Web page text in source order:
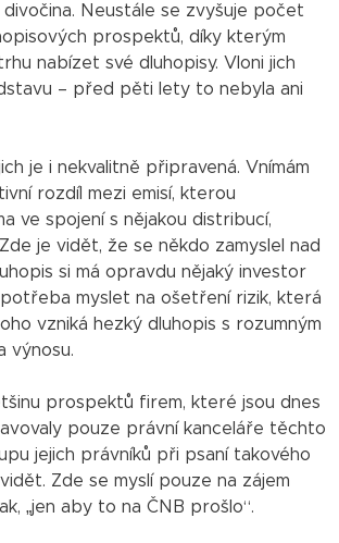
Neustále se zvyšuje počet
prospektů, díky kterým
nabízet své dluhopisy. Vloni jich
– před pěti lety to nebyla ani
je i nekvalitně připravená. Vnímám
rozdíl mezi emisí, kterou
ve spojení s nějakou distribucí,
je vidět, že se někdo zamyslel nad
si má opravdu nějaký investor
myslet na ošetření rizik, která
vzniká hezký dluhopis s rozumným
výnosu.
prospektů firem, které jsou dnes
pouze právní kanceláře těchto
jejich právníků při psaní takového
Zde se myslí pouze na zájem
„jen aby to na ČNB prošlo“.